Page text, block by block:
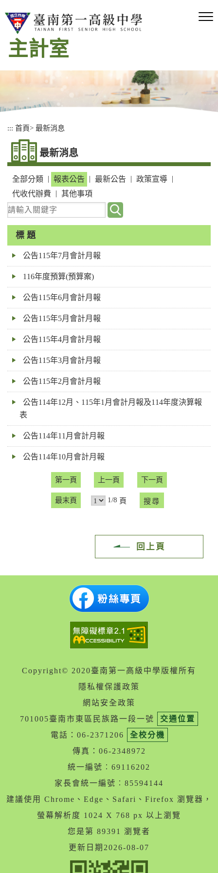
到
區
主計室
::: 首頁> 最新消息
最新消息
全部分類 | 報表公告 | 最新公告 | 政策宣導 |
代收代辦費
| 其他事項
請
輸
關
鍵
標 題
公告115年7月會計月報
116年度預算(預算案)
公告115年6月會計月報
公告115年5月會計月報
公告115年4月會計月報
公告115年3月會計月報
公告115年2月會計月報
公告114年12月、115年1月會計月報及114年度決算報
表
公告114年11月會計月報
公告114年10月會計月報
第一頁 上一頁 下一頁
最末頁 1/8 頁
回上頁
Copyright© 2020臺南第一高級中學版權所有
隱私權保護政策
網站安全政策
701005臺南市東區民族路一段一號
交通位置
電話：06-2371206
全校分機
傳真：06-2348972
統一編號︰69116202
家長會統一編號︰85594144
建議使用 Chrome、Edge、Safari、Firefox 瀏覽器，
螢幕解析度 1024 X 768 px 以上瀏覽
您是第 89391 瀏覽者
更新日期2026-08-07